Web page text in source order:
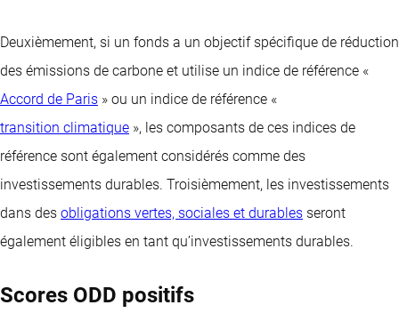
Deuxièmement, si un fonds a un objectif spécifique de réduction
des émissions de carbone et utilise un indice de référence «
Accord de Paris » ou un indice de référence «
transition climatique », les composants de ces indices de
référence sont également considérés comme des
investissements durables. Troisièmement, les investissements
dans des obligations vertes, sociales et durables seront
également éligibles en tant qu’investissements durables.
Scores ODD positifs